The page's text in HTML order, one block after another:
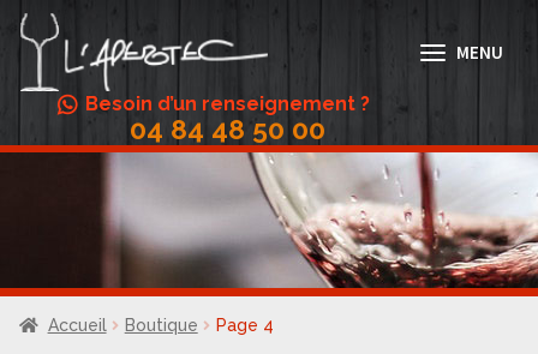
Aller
à
navigation
Aller
au
contenu
Besoin d’un renseignement ?
04 84 48 50 00
MENU
Abonnement Vin
Actualités
Boutique
Accueil Boutique Page 4